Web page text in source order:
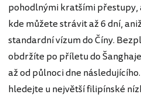
pohodlnými kratšími přestupy,
kde můžete strávit až 6 dní,
standardní vízum do Číny.
obdržíte po příletu do
až od půlnoci dne
hledejte u největší filipínské